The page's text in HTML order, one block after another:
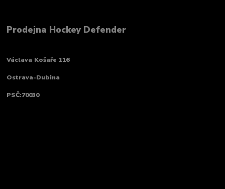
Prodejna Hockey Defender
Václava Košaře 116
Ostrava-Dubina
PSČ:70030